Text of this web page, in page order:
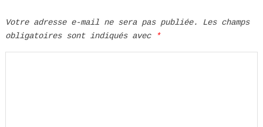
Votre adresse e-mail ne sera pas publiée.
Les champs
obligatoires sont indiqués avec
*